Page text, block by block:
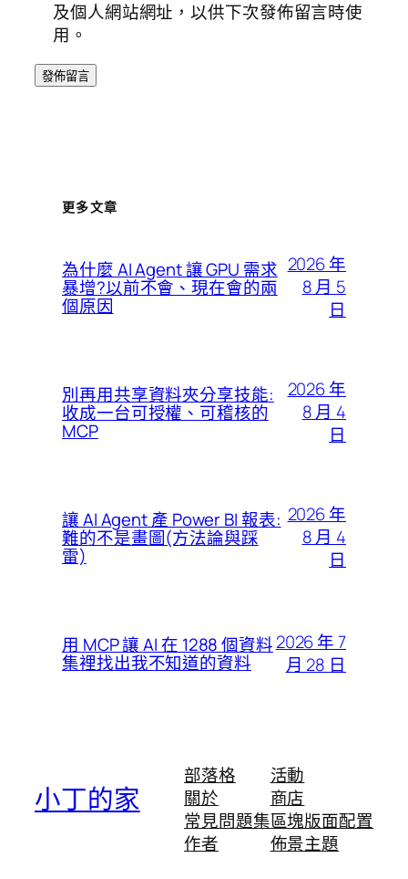
及個人網站網址，以供下次發佈留言時使
用。
更多文章
為什麼 AI Agent 讓 GPU 需求
暴增?以前不會、現在會的兩
個原因
2026 年
8 月 5
日
別再用共享資料夾分享技能:
收成一台可授權、可稽核的
MCP
2026 年
8 月 4
日
讓 AI Agent 產 Power BI 報表:
難的不是畫圖(方法論與踩
雷)
2026 年
8 月 4
日
用 MCP 讓 AI 在 1288 個資料
集裡找出我不知道的資料
2026 年 7
月 28 日
小丁的家
部落格
關於
常見問題集
作者
活動
商店
區塊版面配置
佈景主題